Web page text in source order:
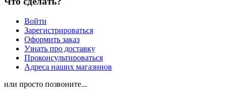
Войти
Зарегистрироваться
Оформить заказ
Узнать про доставку
Проконсультироваться
Адреса наших магазинов
или просто позвоните...